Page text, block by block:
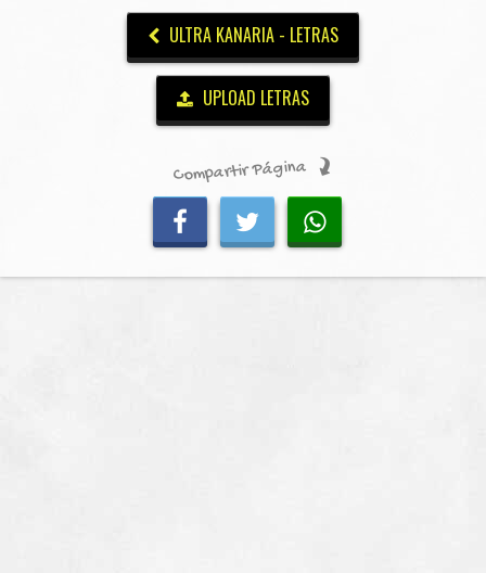
ULTRA KANARIA - LETRAS
UPLOAD LETRAS
Compartir Página